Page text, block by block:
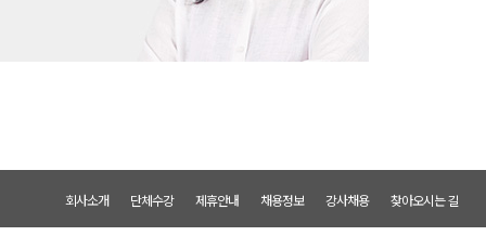
회사소개 단체수강 제휴안내 채용정보 강사채용 찾아오시는 길